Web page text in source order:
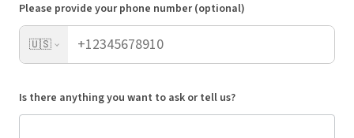
Please provide your phone number (optional)
🇺🇸
Is there anything you want to ask or tell us?